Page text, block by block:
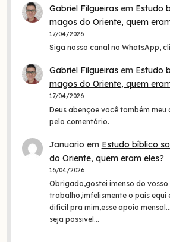
Gabriel Filgueirasem Estudo
magos do Oriente, quem
17/04/2026
Siga nosso canal no WhatsApp,
Gabriel Filgueirasem Estudo
magos do Oriente, quem
17/04/2026
Deus abençoe você também
pelo comentário.
Januario em Estudo bíblico
do Oriente, quem eram eles?
16/04/2026
Obrigado,gostei imenso do vosso
trabalho,imfelismente o pais equi
dificil pra mim,esse apoio
seja possivel…